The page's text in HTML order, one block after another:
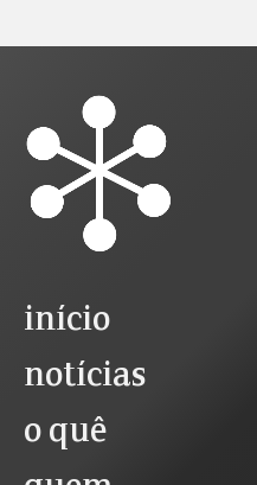
início
notícias
o quê